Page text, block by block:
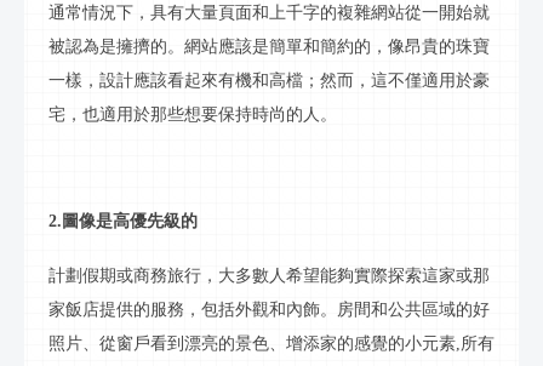
通常情況下，具有大量頁面和上千字的複雜網站從一開始就
被認為是擁擠的。網站應該是簡單和簡約的，像昂貴的珠寶
一樣，設計應該看起來有機和高檔；然而，這不僅適用於豪
宅，也適用於那些想要保持時尚的人。
2.圖像是高優先級的
計劃假期或商務旅行，大多數人希望能夠實際探索這家或那
家飯店提供的服務，包括外觀和內飾。房間和公共區域的好
照片、從窗戶看到漂亮的景色、增添家的感覺的小元素 ,所有